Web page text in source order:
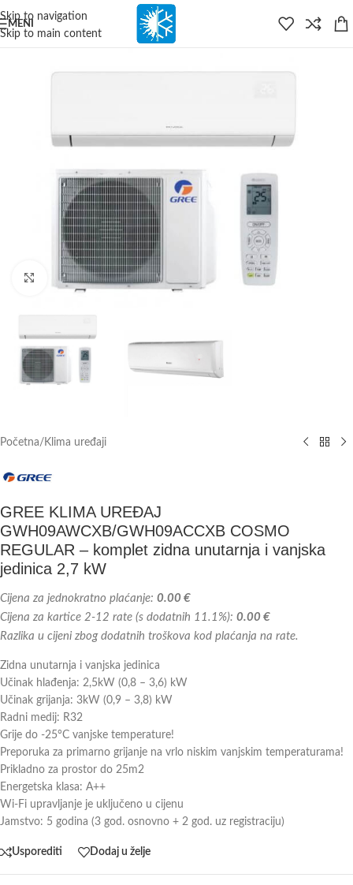
content
Skip to navigation
Skip to main content
MENI
Kliknite za veću sliku
Početna/Klima uređaji
GREE KLIMA UREĐAJ
GWH09AWCXB/GWH09ACCXB COSMO
REGULAR – komplet zidna unutarnja i vanjska
jedinica 2,7 kW
Cijena za jednokratno plaćanje: 0.00 €
Cijena za kartice 2-12 rate (s dodatnih 11.1%): 0.00 €
Razlika u cijeni zbog dodatnih troškova kod plaćanja na rate.
Zidna unutarnja i vanjska jedinica
Učinak hlađenja: 2,5kW (0,8 – 3,6) kW
Učinak grijanja: 3kW (0,9 – 3,8) kW
Radni medij: R32
Grije do -25°C vanjske temperature!
Preporuka za primarno grijanje na vrlo niskim vanjskim temperaturama!
Prikladno za prostor do 25m2
Energetska klasa: A++
Wi-Fi upravljanje je uključeno u cijenu
Jamstvo: 5 godina (3 god. osnovno + 2 god. uz registraciju)
Usporediti Dodaj u želje